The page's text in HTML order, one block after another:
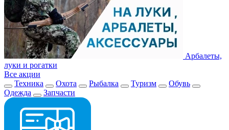
Арбалеты,
луки и рогатки
Все акции
Техника
Охота Рыбалка Туризм
Обувь
Одежда
Запчасти